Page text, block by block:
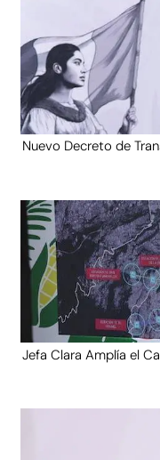
Nuevo Decreto de
Jefa Clara Amplía el